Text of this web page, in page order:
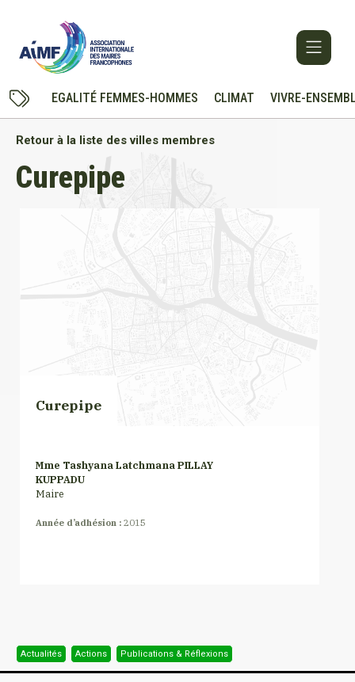
EGALITÉ FEMMES-HOMMES CLIMAT VIVRE-
Retour à la liste des villes membres
Curepipe
Curepipe
Mme Tashyana Latchmana PILLAY
KUPPADU
Maire
Année d’adhésion : 2015
Actualités Actions Publications & Réflexions